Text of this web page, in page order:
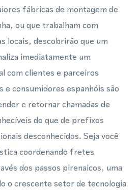
fábricas de montagem de
ou que trabalham com
locais, descobrirão que um
imediatamente um
com clientes e parceiros
e consumidores espanhóis são
e retornar chamadas de
do que de prefixos
desconhecidos. Seja você
coordenando fretes
dos passos pirenaicos, uma
o crescente setor de tecnologia